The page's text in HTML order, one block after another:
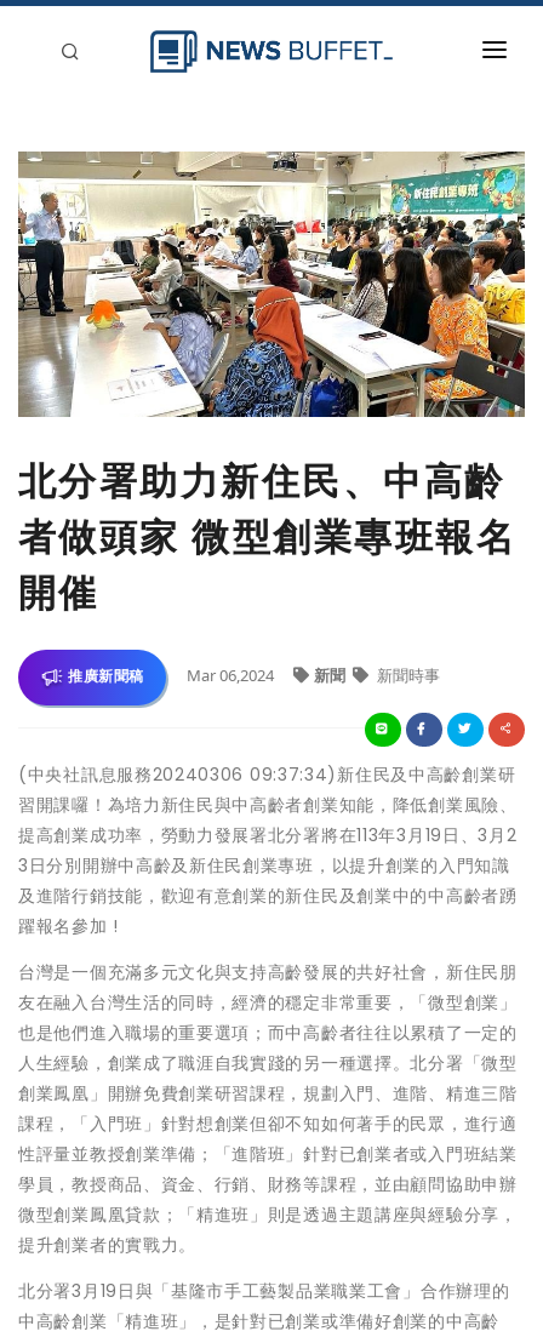
新聞稿分類
登入
刊登
北分署助力新住民、中高齡
者做頭家 微型創業專班報名
開催
推廣新聞稿 Mar 06,2024 新聞 新聞時事
(中央社訊息服務20240306 09:37:34)新住民及中高齡創業研
習開課囉！為培力新住民與中高齡者創業知能，降低創業風險、
提高創業成功率，勞動力發展署北分署將在113年3月19日、3月2
3日分別開辦中高齡及新住民創業專班，以提升創業的入門知識
及進階行銷技能，歡迎有意創業的新住民及創業中的中高齡者踴
躍報名參加 !
台灣是一個充滿多元文化與支持高齡發展的共好社會，新住民朋
友在融入台灣生活的同時，經濟的穩定非常重要，「微型創業」
也是他們進入職場的重要選項；而中高齡者往往以累積了一定的
人生經驗，創業成了職涯自我實踐的另一種選擇。北分署「微型
創業鳳凰」開辦免費創業研習課程，規劃入門、進階、精進三階
課程，「入門班」針對想創業但卻不知如何著手的民眾，進行適
性評量並教授創業準備；「進階班」針對已創業者或入門班結業
學員，教授商品、資金、行銷、財務等課程，並由顧問協助申辦
微型創業鳳凰貸款；「精進班」則是透過主題講座與經驗分享，
提升創業者的實戰力。
北分署3月19日與「基隆市手工藝製品業職業工會」合作辦理的
中高齡創業「精進班」，是針對已創業或準備好創業的中高齡